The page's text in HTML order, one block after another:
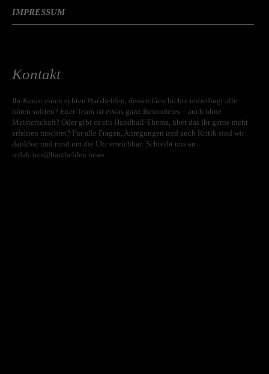
IMPRESSUM
Kontakt
Ihr Kennt einen echten Harzhelden, dessen Geschichte unbedingt alle
hören sollten? Euer Team ist etwas ganz Besonderes – auch ohne
Meisterschaft? Oder gibt es ein Handball-Thema, über das ihr gerne mehr
erfahren möchtet? Für alle Fragen, Anregungen und auch Kritik sind wir
dankbar und rund um die Uhr erreichbar: Schreibt uns an
redaktion@harzhelden.news